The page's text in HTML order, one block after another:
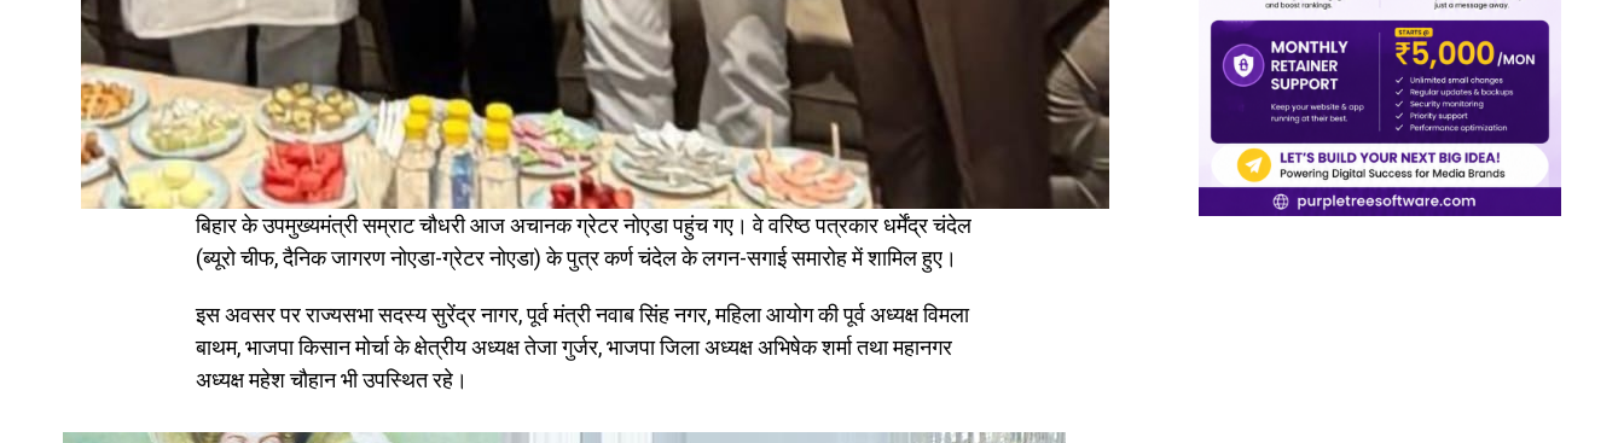
बिहार के उपमुख्यमंत्री सम्राट चौधरी आज अचानक ग्रेटर नोएडा पहुंच गए। वे वरिष्ठ पत्रकार धर्मेंद्र चंदेल
(ब्यूरो चीफ, दैनिक जागरण नोएडा-ग्रेटर नोएडा) के पुत्र कर्ण चंदेल के लगन-सगाई समारोह में शामिल हुए।
इस अवसर पर राज्यसभा सदस्य सुरेंद्र नागर, पूर्व मंत्री नवाब सिंह नगर, महिला आयोग की पूर्व अध्यक्ष विमला
बाथम, भाजपा किसान मोर्चा के क्षेत्रीय अध्यक्ष तेजा गुर्जर, भाजपा जिला अध्यक्ष अभिषेक शर्मा तथा महानगर
अध्यक्ष महेश चौहान भी उपस्थित रहे।